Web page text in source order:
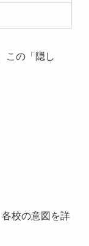
この「隠し
校の意図を詳